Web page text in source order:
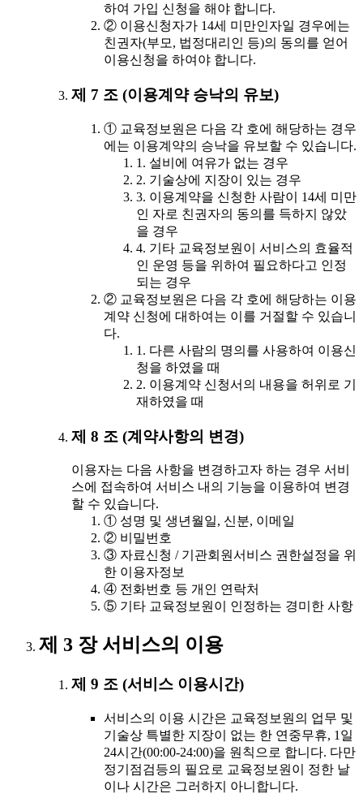
하여 가입 신청을 해야 합니다.
② 이용신청자가 14세 미만인자일 경우에는
친권자(부모, 법정대리인 등)의 동의를 얻어
이용신청을 하여야 합니다.
제 7 조 (이용계약 승낙의 유보)
① 교육정보원은 다음 각 호에 해당하는 경우
에는 이용계약의 승낙을 유보할 수 있습니다.
1. 설비에 여유가 없는 경우
2. 기술상에 지장이 있는 경우
3. 이용계약을 신청한 사람이 14세 미만
인 자로 친권자의 동의를 득하지 않았
을 경우
4. 기타 교육정보원이 서비스의 효율적
인 운영 등을 위하여 필요하다고 인정
되는 경우
② 교육정보원은 다음 각 호에 해당하는 이용
계약 신청에 대하여는 이를 거절할 수 있습니
다.
1. 다른 사람의 명의를 사용하여 이용신
청을 하였을 때
2. 이용계약 신청서의 내용을 허위로 기
재하였을 때
제 8 조 (계약사항의 변경)
이용자는 다음 사항을 변경하고자 하는 경우 서비
스에 접속하여 서비스 내의 기능을 이용하여 변경
할 수 있습니다.
① 성명 및 생년월일, 신분, 이메일
② 비밀번호
③ 자료신청 / 기관회원서비스 권한설정을 위
한 이용자정보
④ 전화번호 등 개인 연락처
⑤ 기타 교육정보원이 인정하는 경미한 사항
제 3 장 서비스의 이용
제 9 조 (서비스 이용시간)
서비스의 이용 시간은 교육정보원의 업무 및
기술상 특별한 지장이 없는 한 연중무휴, 1일
24시간(00:00-24:00)을 원칙으로 합니다. 다만
정기점검등의 필요로 교육정보원이 정한 날
이나 시간은 그러하지 아니합니다.